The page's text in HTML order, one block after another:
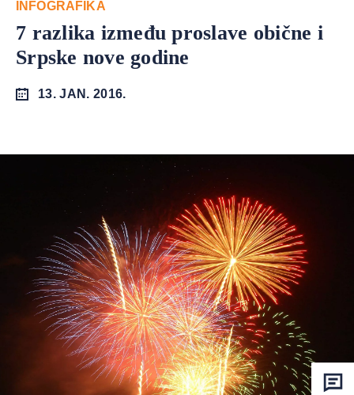
INFOGRAFIKA
7 razlika između proslave obične i
Srpske nove godine
13. JAN. 2016.